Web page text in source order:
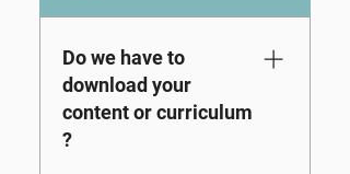
Modules and
Lessons → Modules
→ click the view
icon to see the full
Standards, but we
also go beyond these
benchmarks by
integrating concepts
Do we have to
download your
content or curriculum
?